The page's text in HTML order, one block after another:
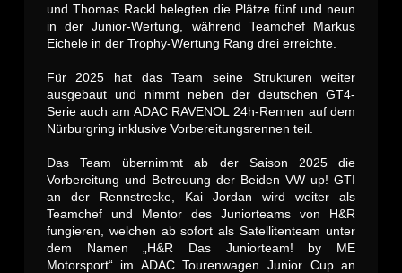
und Thomas Rackl belegten die Plätze fünf und neun
in der Junior-Wertung, während Teamchef Markus
Eichele in der Trophy-Wertung Rang drei erreichte.
Für 2025 hat das Team seine Strukturen weiter
ausgebaut und nimmt neben der deutschen GT4-
Serie auch am ADAC RAVENOL 24h-Rennen auf dem
Nürburgring inklusive Vorbereitungsrennen teil.
Das Team übernimmt ab der Saison 2025 die
Vorbereitung und Betreuung der Beiden VW up! GTI
an der Rennstrecke, Kai Jordan wird weiter als
Teamchef und Mentor des Juniorteams von H&R
fungieren, welchen ab sofort als Satellitenteam unter
dem Namen „H&R Das Juniorteam! by ME
Motorsport“ im ADAC Tourenwagen Junior Cup an